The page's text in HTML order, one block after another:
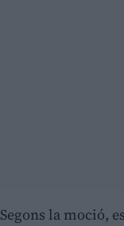
Segons la moció,